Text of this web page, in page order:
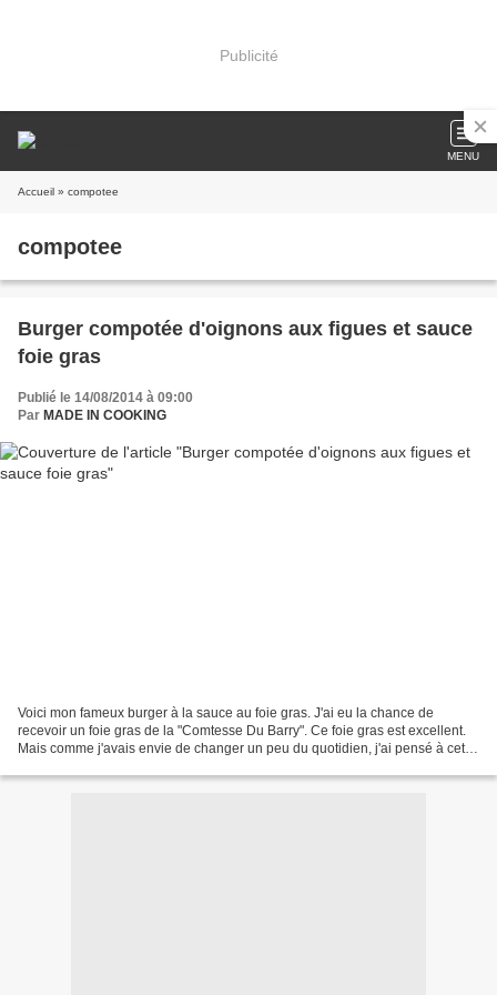
Publicité
MENU
Accueil » compotee
compotee
Burger compotée d'oignons aux figues et sauce
foie gras
Publié le 14/08/2014 à 09:00
Par MADE IN COOKING
Voici mon fameux burger à la sauce au foie gras. J'ai eu la chance de
recevoir un foie gras de la "Comtesse Du Barry". Ce foie gras est excellent.
Mais comme j'avais envie de changer un peu du quotidien, j'ai pensé à cette